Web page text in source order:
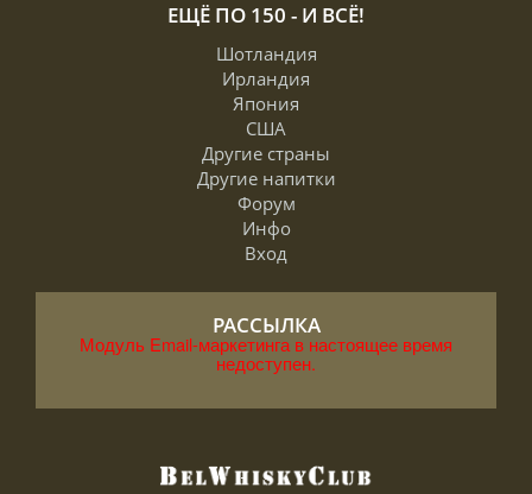
ЕЩЁ ПО 150 - И ВСЁ!
Шотландия
Ирландия
Япония
США
Другие страны
Другие напитки
Форум
Инфо
Вход
РАССЫЛКА
Модуль Email-маркетинга в настоящее время
недоступен.